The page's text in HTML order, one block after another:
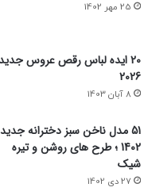
25 مهر 1402
20 ایده لباس رقص عروس
2026
8 آبان 1403
51 مدل ناخن سبز دخترانه جدید
1402 ؛ طرح های روشن و تیره
شیک
27 دی 1402